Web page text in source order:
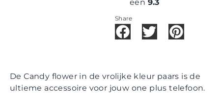
een 9.3
Share
De Candy flower in de vrolijke kleur paars is de
ultieme accessoire voor jouw one plus telefoon.